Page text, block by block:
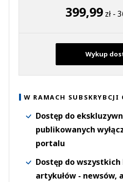
399,99zł -
Wykup
W RAMACH SUBSKRYBCJI
Dostęp do
publikowanych
portalu
Dostęp do wszystkich
artykułów - newsów,